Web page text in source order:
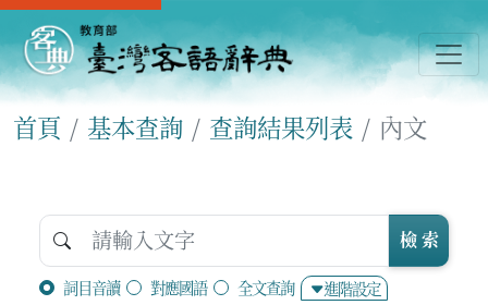
首頁 基本查詢 查詢結果列表 內文
詞目音讀 對應國語 全文查詢 進階設定
檢 索